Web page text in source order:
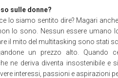
sulle donne?
lo siamo sentito dire? Magari
lo sono. Nessun essere umano
il mito del multitasking sono stati
un prezzo alto. Quando
ne deriva diventa insostenibile e
interessi, passioni e aspirazioni